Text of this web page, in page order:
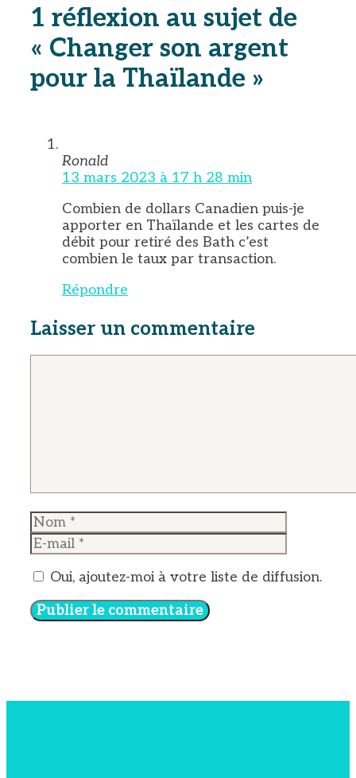
1 réflexion au sujet de
« Changer son argent
pour la Thaïlande »
Ronald
13 mars 2023 à 17 h 28 min
Combien de dollars Canadien puis-je
apporter en Thaïlande et les cartes de
débit pour retiré des Bath c’est
combien le taux par transaction.
Répondre
Laisser un commentaire
Nom
mail
Oui, ajoutez-moi à votre liste de diffusion.